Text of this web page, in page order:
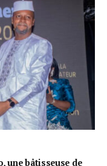
une bâtisseuse de